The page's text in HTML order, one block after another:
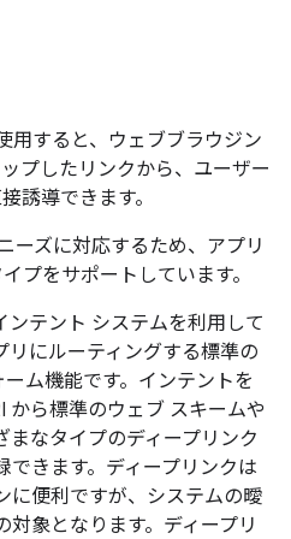
用すると、ウェブブラウジン
プしたリンクから、ユーザー
誘導できます。
ーズに対応するため、アプリ
プをサポートしています。
ンテント システムを利用して
リにルーティングする標準の
ム機能です。インテントを
から標準のウェブ スキームや
まなタイプのディープリンク
できます。ディープリンクは
に便利ですが、システムの曖
対象となります。ディープリ